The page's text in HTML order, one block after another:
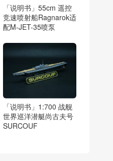
「说明书」55cm 遥控
竞速喷射船Ragnarok适
配M-JET-35喷泵
「说明书」1:700 战舰
世界巡洋潜艇尚古夫号
SURCOUF